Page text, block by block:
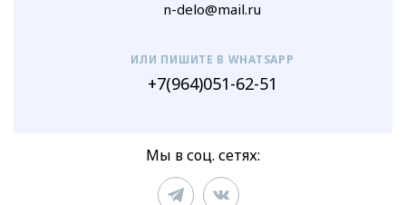
n-delo@mail.ru
ИЛИ ПИШИТЕ В WHATSAPP
+7(964)051-62-51
Мы в соц. сетях: